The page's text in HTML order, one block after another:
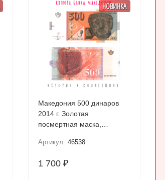
НОВИНКА
Македония 500 динаров
2014 г. Золотая
посмертная маска,
Артикул: 46538
1 700₽